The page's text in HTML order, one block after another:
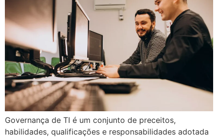
Governança de TI é um conjunto de preceitos,
habilidades, qualificações e responsabilidades adotada